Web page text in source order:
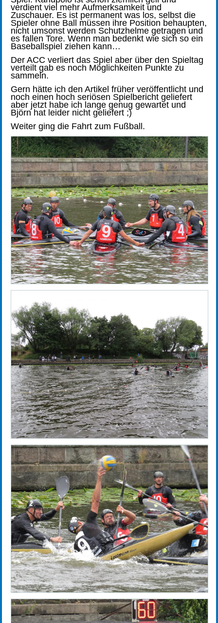
verdient viel mehr Aufmerksamkeit und
Zuschauer. Es ist permanent was los, selbst die
Spieler ohne Ball müssen ihre Position behaupten,
nicht umsonst werden Schutzhelme getragen und
es fallen Tore. Wenn man bedenkt wie sich so ein
Baseballspiel ziehen kann…
Der ACC verliert das Spiel aber über den Spieltag
verteilt gab es noch Möglichkeiten Punkte zu
sammeln.
Gern hätte ich den Artikel früher veröffentlicht und
noch einen hoch seriösen Spielbericht geliefert
aber jetzt habe ich lange genug gewartet und
Björn hat leider nicht geliefert ;)
Weiter ging die Fahrt zum Fußball.